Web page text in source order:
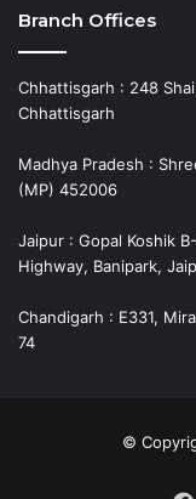
Branch Offices
Chhattisgarh : 248
Chhattisgarh
Madhya Pradesh :
(MP) 452006
Jaipur : Gopal Koshik
Highway, Banipark,
Chandigarh : E331,
74
©